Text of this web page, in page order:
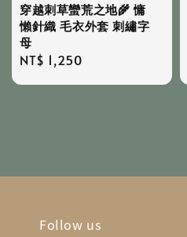
穿越刺草蠻荒之地🌾 慵
懶針織 毛衣外套 刺繡字
母
Regular
NT$ 1,250
Follow us